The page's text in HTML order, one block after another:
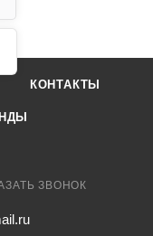
КОНТАКТЫ
ЗВОНОК